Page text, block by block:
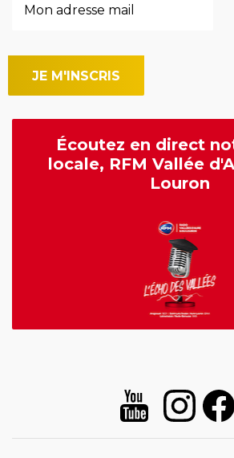
Écoutez en direct
locale, RFM Vallée
Louron